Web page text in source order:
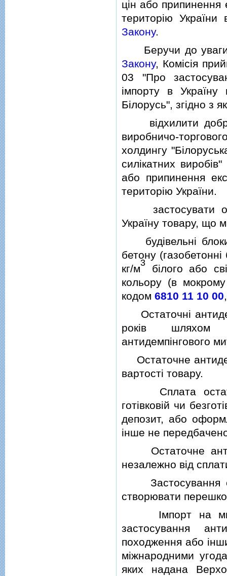
цiн або припинення
територiю
Закону.
Беручи до уваги
Закону, Комiсiя
03 "Про
iмпорту в Україну
Бiлорусь", згiдно з
вiдхилити
виробничо-
холдингу
силiкатних
або припинення
територiю України.
застосувати
Україну товару, що
будiвельнi блоки
бетону
кг/м3 бiлого або
кольору (в
кодом 6810 11 10 00
Остаточнi
рокiв шляхом
антидемпiнгового
Остаточне
вартостi товару.
Сплата
готiвковiй чи
депозит, або
iнше не
Остаточне
незалежно вiд
Застосування
створювати
Iмпорт на
застосування
походження або
мiжнародними
яких надана